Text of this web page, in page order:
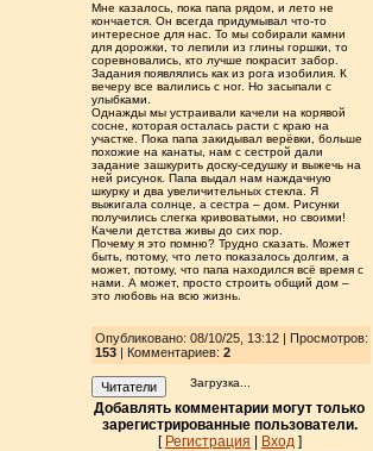
Мне казалось, пока папа рядом, и лето не
кончается. Он всегда придумывал что-то
интересное для нас. То мы собирали камни
для дорожки, то лепили из глины горшки, то
соревновались, кто лучше покрасит забор.
Задания появлялись как из рога изобилия. К
вечеру все валились с ног. Но засыпали с
улыбками.
Однажды мы устраивали качели на корявой
сосне, которая осталась расти с краю на
участке. Пока папа закидывал верёвки, больше
похожие на канаты, нам с сестрой дали
задание зашкурить доску-седушку и выжечь на
ней рисунок. Папа выдал нам наждачную
шкурку и два увеличительных стекла. Я
выжигала солнце, а сестра – дом. Рисунки
получились слегка кривоватыми, но своими!
Качели детства живы до сих пор.
Почему я это помню? Трудно сказать. Может
быть, потому, что лето показалось долгим, а
может, потому, что папа находился всё время с
нами. А может, просто строить общий дом –
это любовь на всю жизнь.
Опубликовано: 08/10/25, 13:12 | Просмотров:
153| Комментариев: 2
Читатели Загрузка...
Добавлять комментарии могут только
зарегистрированные пользователи.
[ Регистрация Вход]